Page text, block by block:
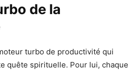
de la
turbo de productivité qui
quête spirituelle. Pour lui, chaque